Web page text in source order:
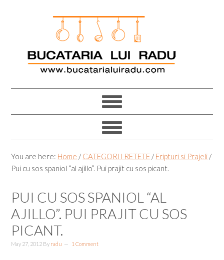
You are here: Home / CATEGORII RETETE / Fripturi si Prajeli /
Pui cu sos spaniol “al ajillo”. Pui prajit cu sos picant.
PUI CU SOS SPANIOL “AL
AJILLO”. PUI PRAJIT CU SOS
PICANT.
May 27, 2012 By radu 1 Comment